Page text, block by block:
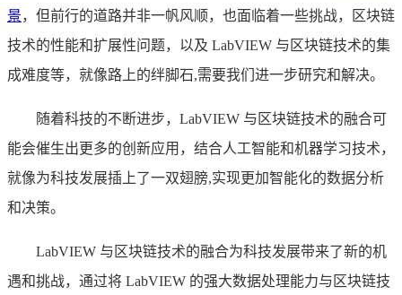
景，但前行的道路并非一帆风顺，也面临着一些挑战，区块链
技术的性能和扩展性问题，以及 LabVIEW 与区块链技术的集
成难度等，就像路上的绊脚石,需要我们进一步研究和解决。
随着科技的不断进步，LabVIEW 与区块链技术的融合可
能会催生出更多的创新应用，结合人工智能和机器学习技术，
就像为科技发展插上了一双翅膀,实现更加智能化的数据分析
和决策。
LabVIEW 与区块链技术的融合为科技发展带来了新的机
遇和挑战，通过将 LabVIEW 的强大数据处理能力与区块链技